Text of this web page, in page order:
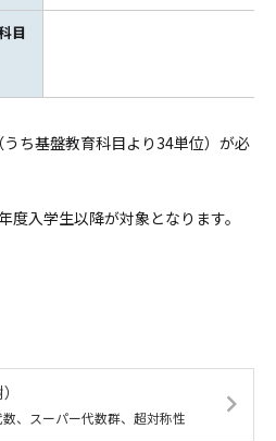
目
ち基盤教育科目より34単位）が必
入学生以降が対象となります。
数、スーパー代数群、超対称性